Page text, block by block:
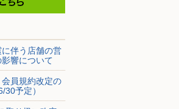
に伴う店舗の営
響について
員規約改定の
30予定）